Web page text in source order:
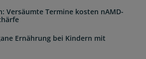
Versäumte Termine kosten nAMD-
Ernährung bei Kindern mit